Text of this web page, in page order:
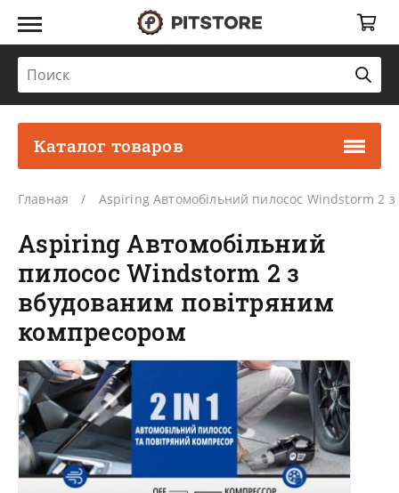
Каталог товаров
Главная Aspiring Автомобільний пилосос Windstorm 2
Aspiring Автомобільний
пилосос Windstorm 2 з
вбудованим повітряним
компресором